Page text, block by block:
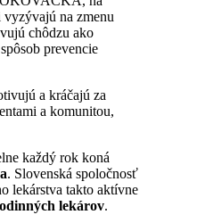
na zmenu
chôdzu ako
prevencie
a kráčajú za
a komunitou,
každý rok koná
. Slovenská spoločnosť
lekárstva takto aktívne
lekárov.